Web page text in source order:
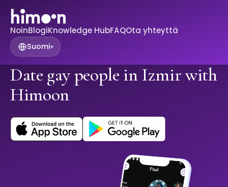
NoinBlogiKnowledge HubFAQOta yhteyttä
Suomi▾
Date gay people in Izmir with
Himoon